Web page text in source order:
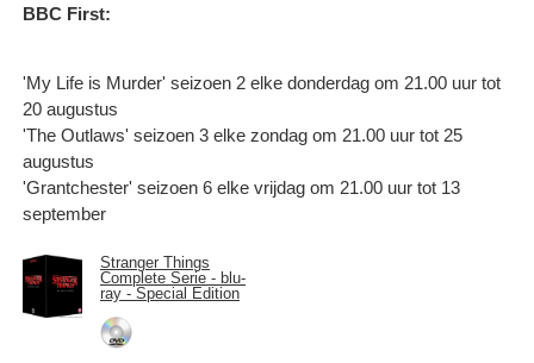
BBC First:
'My Life is Murder' seizoen 2 elke donderdag om 21.00 uur tot
20 augustus
'The Outlaws' seizoen 3 elke zondag om 21.00 uur tot 25
augustus
'Grantchester' seizoen 6 elke vrijdag om 21.00 uur tot 13
september
Stranger Things
Complete Serie - blu-
ray - Special Edition